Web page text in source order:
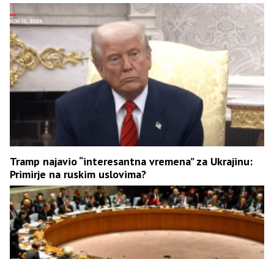
Tramp najavio “interesantna vremena” za Ukrajinu:
Primirje na ruskim uslovima?